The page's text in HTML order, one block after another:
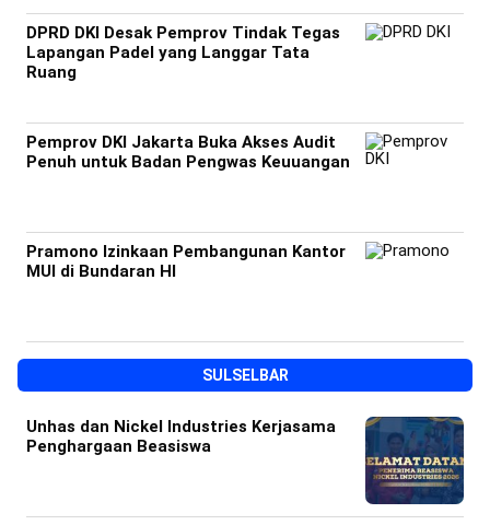
DPRD DKI Desak Pemprov Tindak Tegas
Lapangan Padel yang Langgar Tata
Ruang
Pemprov DKI Jakarta Buka Akses Audit
Penuh untuk Badan Pengwas Keuuangan
Pramono Izinkaan Pembangunan Kantor
MUI di Bundaran HI
SULSELBAR
Unhas dan Nickel Industries Kerjasama
Penghargaan Beasiswa